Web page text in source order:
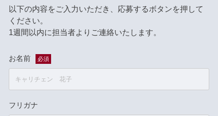
以下の内容をご入力いただき、応募するボタンを押して
ください。
1週間以内に担当者よりご連絡いたします。
お名前 必須
フリガナ